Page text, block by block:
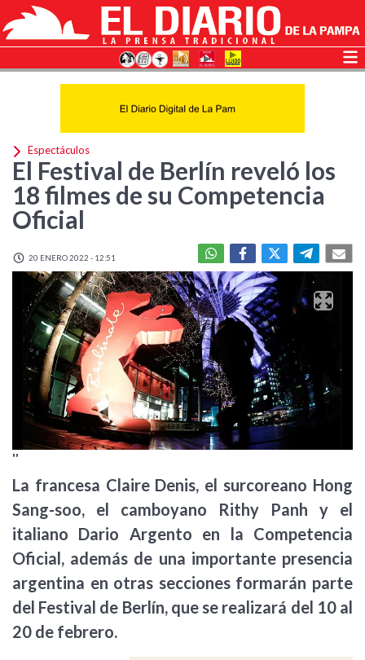
Espectáculos
El Festival de Berlín reveló los
18 filmes de su Competencia
Oficial
20 ENERO 2022 - 12:51
''
La francesa Claire Denis, el surcoreano Hong
Sang-soo, el camboyano Rithy Panh y el
italiano Dario Argento en la Competencia
Oficial, además de una importante presencia
argentina en otras secciones formarán parte
del Festival de Berlín, que se realizará del 10 al
20 de febrero.